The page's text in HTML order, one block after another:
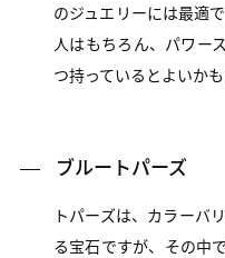
のジュエリーには最適
人はもちろん、パワー
つ持っているとよいかも
ブルートパーズ
トパーズは、カラーバ
る宝石ですが、その中